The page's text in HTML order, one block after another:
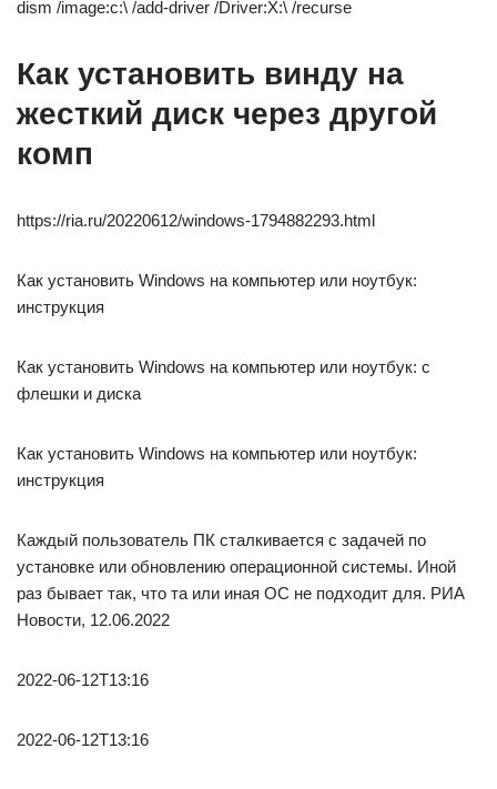
dism /image:c:\ /add-driver /Driver:X:\ /recurse
Как установить винду на
жесткий диск через другой
комп
https://ria.ru/20220612/windows-1794882293.html
Как установить Windows на компьютер или ноутбук:
инструкция
Как установить Windows на компьютер или ноутбук: с
флешки и диска
Как установить Windows на компьютер или ноутбук:
инструкция
Каждый пользователь ПК сталкивается с задачей по
установке или обновлению операционной системы. Иной
раз бывает так, что та или иная ОС не подходит для. РИА
Новости, 12.06.2022
2022-06-12T13:16
2022-06-12T13:16